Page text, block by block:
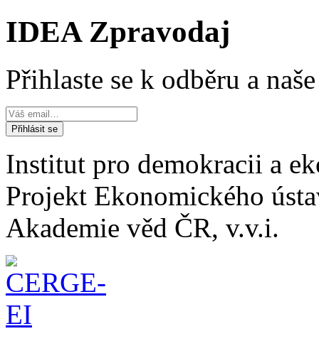
IDEA Zpravodaj
Přihlaste se k odběru a
Institut pro demokracii a
Projekt Ekonomického
Akademie věd ČR, v.v.i.